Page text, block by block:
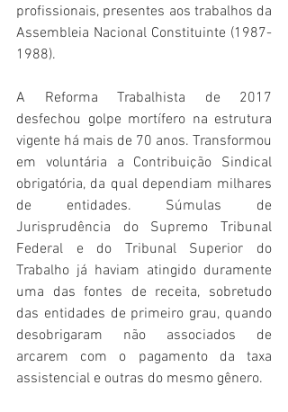
profissionais, presentes aos trabalhos da
Assembleia Nacional Constituinte (1987-
1988).
A Reforma Trabalhista de 2017
desfechou golpe mortífero na estrutura
vigente há mais de 70 anos. Transformou
em voluntária a Contribuição Sindical
obrigatória, da qual dependiam milhares
de entidades. Súmulas de
Jurisprudência do Supremo Tribunal
Federal e do Tribunal Superior do
Trabalho já haviam atingido duramente
uma das fontes de receita, sobretudo
das entidades de primeiro grau, quando
desobrigaram não associados de
arcarem com o pagamento da taxa
assistencial e outras do mesmo gênero.